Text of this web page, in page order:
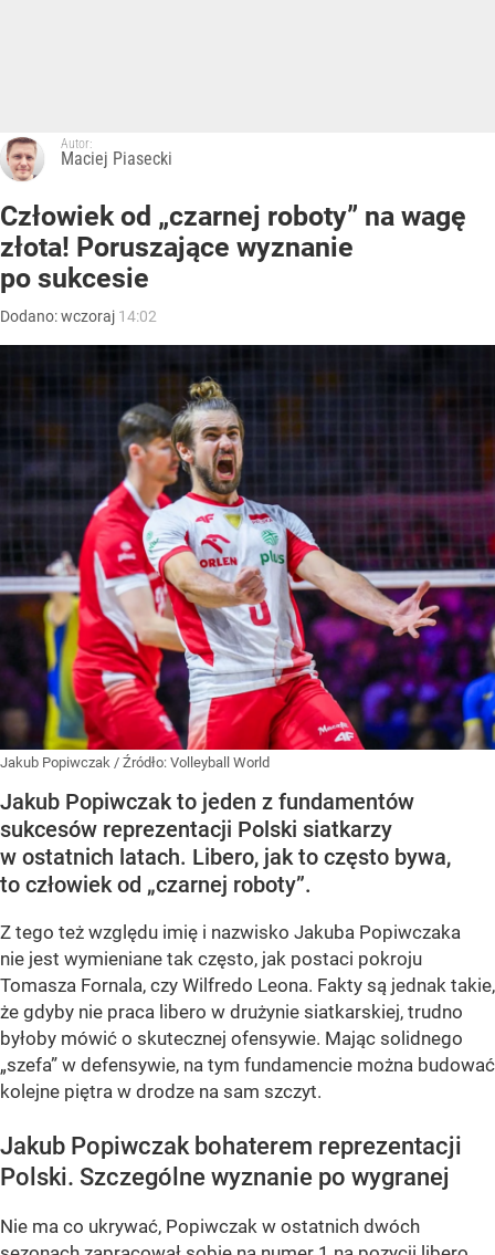
Autor:
Maciej Piasecki
Człowiek od „czarnej roboty” na wagę
złota! Poruszające wyznanie
po sukcesie
Dodano:wczoraj 14:02
Jakub Popiwczak / Źródło: Volleyball World
Jakub Popiwczak to jeden z fundamentów
sukcesów reprezentacji Polski siatkarzy
w ostatnich latach. Libero, jak to często bywa,
to człowiek od „czarnej roboty”.
Z tego też względu imię i nazwisko Jakuba Popiwczaka
nie jest wymieniane tak często, jak postaci pokroju
Tomasza Fornala, czy Wilfredo Leona. Fakty są jednak takie,
że gdyby nie praca libero w drużynie siatkarskiej, trudno
byłoby mówić o skutecznej ofensywie. Mając solidnego
„szefa” w defensywie, na tym fundamencie można budować
kolejne piętra w drodze na sam szczyt.
Jakub Popiwczak bohaterem reprezentacji
Polski. Szczególne wyznanie po wygranej
Nie ma co ukrywać, Popiwczak w ostatnich dwóch